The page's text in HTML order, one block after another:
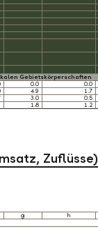
Gebietskörperschaften
0.0 0.0
4.9 1.7
3.0 0.5
1.8 1.2
Zuflüsse)
g h